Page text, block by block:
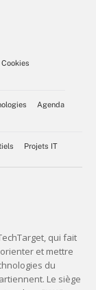
Agenda
Projets IT